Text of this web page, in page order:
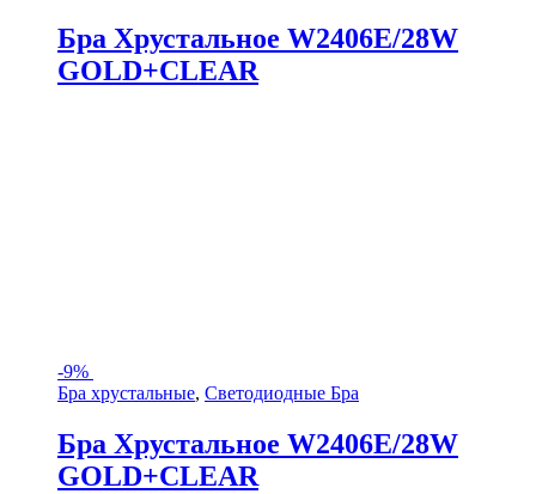
Бра Хрустальное W2406E/28W
GOLD+CLEAR
-9%
Бра хрустальные, Светодиодные Бра
Бра Хрустальное W2406E/28W
GOLD+CLEAR